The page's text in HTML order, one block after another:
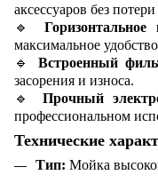
аксессуаров без
🔹 Горизонтальное
максимальное
🔹Встроенный
засорения и износа.
🔹Прочный
профессиональном
Технические
Тип: Мойка